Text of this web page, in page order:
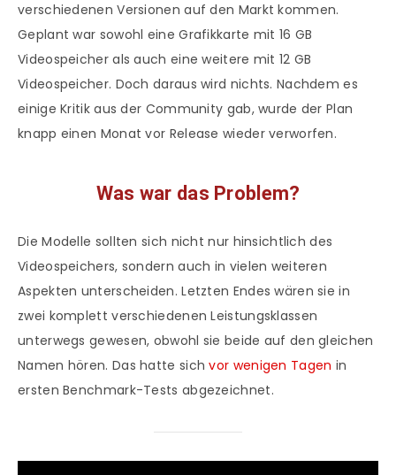
verschiedenen Versionen auf den Markt kommen.
Geplant war sowohl eine Grafikkarte mit 16 GB
Videospeicher als auch eine weitere mit 12 GB
Videospeicher. Doch daraus wird nichts. Nachdem es
einige Kritik aus der Community gab, wurde der Plan
knapp einen Monat vor Release wieder verworfen.
Was war das Problem?
Die Modelle sollten sich nicht nur hinsichtlich des
Videospeichers, sondern auch in vielen weiteren
Aspekten unterscheiden. Letzten Endes wären sie in
zwei komplett verschiedenen Leistungsklassen
unterwegs gewesen, obwohl sie beide auf den gleichen
Namen hören. Das hatte sichvor wenigen Tagen in
ersten Benchmark-Tests abgezeichnet.